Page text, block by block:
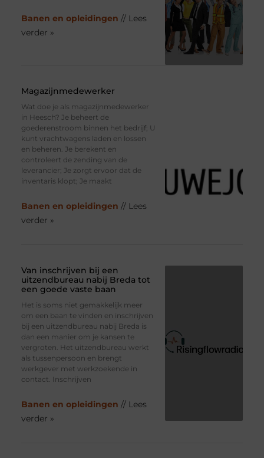
Banen en opleidingen // Lees
verder »
Magazijnmedewerker
Wat doe je als magazijnmedewerker
in Heesch? Je beheert de
goederenstroom binnen het bedrijf; U
kunt vrachtwagens laden en lossen
en beheren. Je berekent en
controleert de zending van de
leverancier; Je zorgt ervoor dat de
inventaris klopt; Je maakt
Banen en opleidingen // Lees
verder »
Van inschrijven bij een
uitzendbureau nabij Breda tot
een goede vaste baan
Het is soms niet gemakkelijk meer
om een baan te vinden en inschrijven
bij een uitzendbureau nabij Breda is
dan een manier om je kansen te
vergroten. Het uitzendbureau werkt
als tussenpersoon en brengt
werkgever met werkzoekende in
contact. Inschrijven
Banen en opleidingen // Lees
verder »